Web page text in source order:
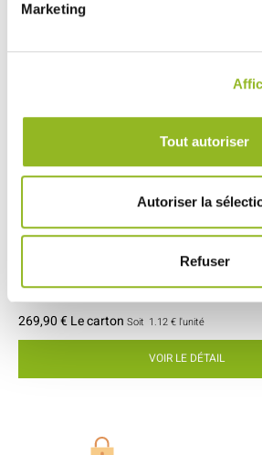
Marketing
Tout autoriser
Autoriser la
Refuser
Boîte Iris XS 55 ml
269,90 € Le carton Soit 1.12 € l'unité
VOIR LE DÉTAIL